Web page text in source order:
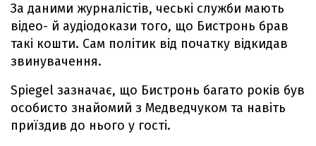
За даними журналістів, чеські служби мають
відео- й аудіодокази того, що Бистронь брав
такі кошти. Сам політик від початку відкидав
звинувачення.
Spiegel зазначає, що Бистронь багато років був
особисто знайомий з Медведчуком та навіть
приїздив до нього у гості.